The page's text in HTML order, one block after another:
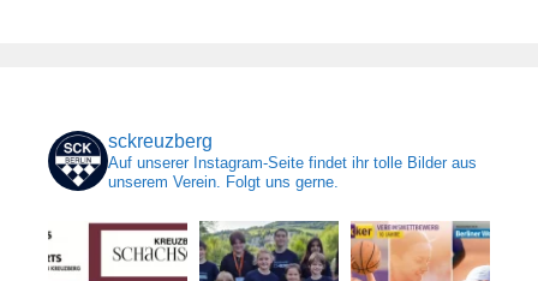
sckreuzberg
Auf unserer Instagram-Seite findet ihr tolle Bilder aus
unserem Verein. Folgt uns gerne.